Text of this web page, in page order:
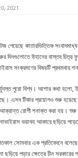
2021
পেয়েছে কাতারভিত্তিক
দিনগুলোতে উহানের বাস্তব
সংক্রমণের বিষয়টি প্রথমবার
পুরো বিশ্ব। আশার কথা হলো,
এসব টিকার প্রয়োগও শুরু
আক্রান্ত রোগী শনাক্ত করা হয়।
ভয়াবহ আকারে ছড়িয়ে
সোমবার এক প্রতিবেদনে
পড়ার ক্ষেত্রে চীন সরকারের